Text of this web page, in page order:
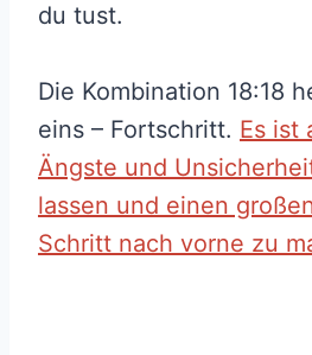
du tust.
Die Kombination 18:18
eins – Fortschritt. Es ist
Ängste und
lassen und einen
Schritt nach vorne zu